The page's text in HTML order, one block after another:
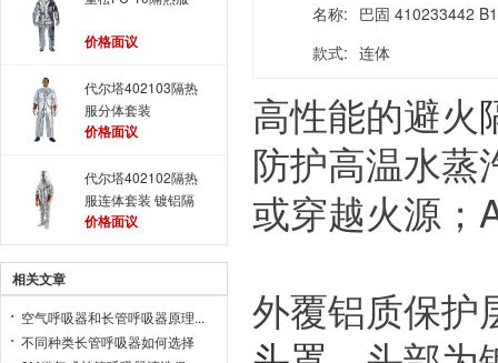
价格面议
代尔塔402103隔热
服分体套装
价格面议
代尔塔402102隔热
服连体套装 镀铝隔
热
价格面议
相关文章
空气呼吸器和长管呼吸器原理...
不同种类长管呼吸器如何选择
名称: 巴固 410233442
款式: 连体
高性能的避火
防护高温水蒸
或穿越火源；
外覆铝质保护